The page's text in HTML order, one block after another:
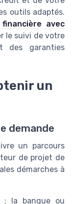
outils adaptés.
avec
le suivi de votre
des garanties
un
demande
un parcours
de projet de
démarches à
: la banque ou